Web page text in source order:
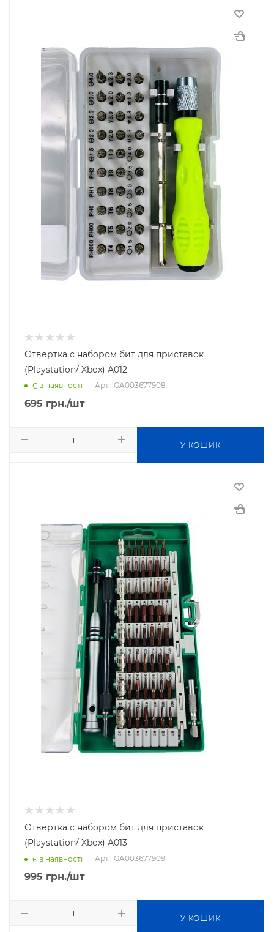
Отвертка с набором бит для приставок
(Playstation/ Xbox) A012
Є в наявності Арт.: GA003677908
695 грн./шт
У КОШИК
Отвертка с набором бит для приставок
(Playstation/ Xbox) A013
Є в наявності Арт.: GA003677909
995 грн./шт
У КОШИК